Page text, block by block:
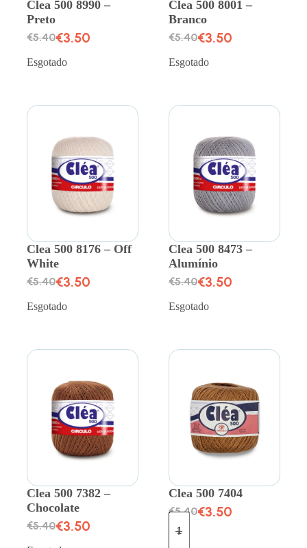
Clea 500 8990 –
Preto
€5.40€3.50
Esgotado
Clea 500 8001 –
Branco
€5.40€3.50
Esgotado
Clea 500 8176 – Off
White
€5.40€3.50
Esgotado
Clea 500 8473 –
Alumínio
€5.40€3.50
Esgotado
Clea 500 7382 –
Chocolate
€5.40€3.50
Clea 500 7404
€5.40€3.50